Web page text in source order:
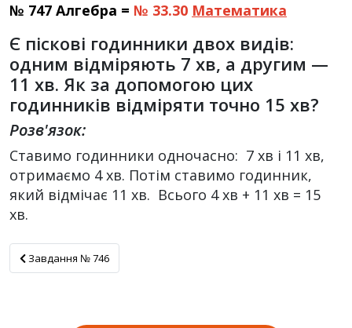
№ 747 Алгебра = № 33.30 Математика
Є піскові годинники двох видів:
одним відміряють 7 хв, а другим —
11 хв. Як за допомогою цих
годинників відміряти точно 15 хв?
Розв'язок:
Ставимо годинники одночасно: 7 хв і 11 хв,
отримаємо 4 хв. Потім ставимо годинник,
який відмічає 11 хв. Всього 4 хв + 11 хв = 15
хв.
Завдання № 746
Завдання № 746